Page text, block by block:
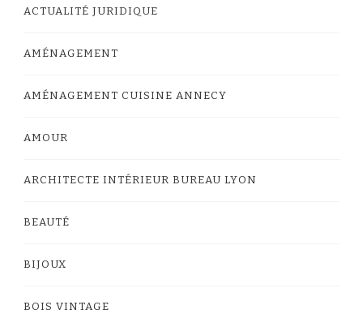
ACTUALITÉ JURIDIQUE
AMÉNAGEMENT
AMÉNAGEMENT CUISINE ANNECY
AMOUR
ARCHITECTE INTÉRIEUR BUREAU LYON
BEAUTÉ
BIJOUX
BOIS VINTAGE